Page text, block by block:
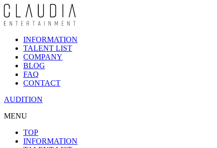
INFORMATION
TALENT LIST
COMPANY
BLOG
FAQ
CONTACT
AUDITION
MENU
TOP
INFORMATION